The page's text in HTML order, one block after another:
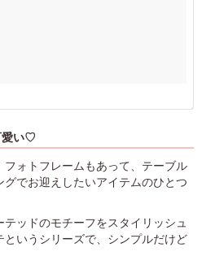
愛い♡
ォトフレームもあって、テーブル
でお迎えしたいアイテムのひとつ
ッドのモチーフをスタイリッシュ
いうシリーズで、シンプルだけど